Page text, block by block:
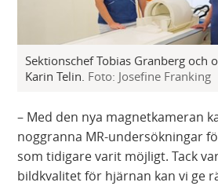
Sektionschef Tobias Granberg och
Karin Telin. Foto: Josefine Franking
– Med den nya magnetkameran
noggranna MR-undersökningar
som tidigare varit möjligt. Tack
bildkvalitet för hjärnan kan vi ge